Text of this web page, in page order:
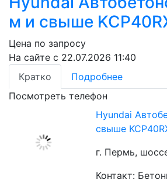
м и свыше
Цена по запросу
На сайте с 22.07.2026 11:40
Кратко
Подробнее
Посмотреть телефон
Hyundai
свыше
г. Пермь,
Контакт: